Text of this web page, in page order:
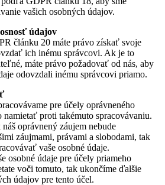
vašich osobných údajov.
údajov
článku 20 máte právo získať svoje
ich inému správcovi. Ak je to
máte právo požadovať od nás, aby
odovzdali inému správcovi priamo.
pre účely oprávneného
namietať proti takémuto spracovávaniu.
oprávnený záujem nebude
záujmami, právami a slobodami, tak
vaše osobné údaje.
osobné údaje pre účely priameho
voči tomuto, tak ukončíme ďalšie
údajov pre tento účel.